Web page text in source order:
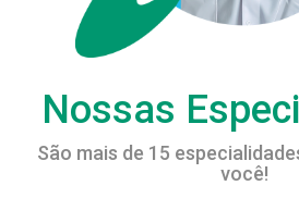
Nossas
São mais de 15
você!